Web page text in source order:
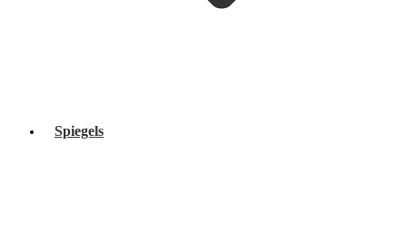
Spiegels